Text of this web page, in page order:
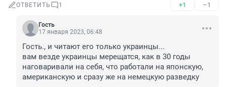
ОТВЕТИТЬ 1 +1 –1
Гость
17 января 2023, 06:48
Гость., и читают его только украинцы...
вам везде украинцы мерещатся, как в 30 годы
наговаривали на себя, что работали на японскую,
американскую и сразу же на немецкую разведку